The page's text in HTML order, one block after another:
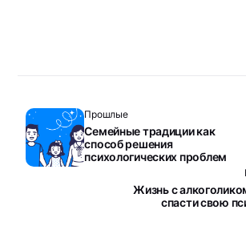
Прошлые
Семейные традиции как
способ решения
психологических проблем
Жизнь с
спасти свою